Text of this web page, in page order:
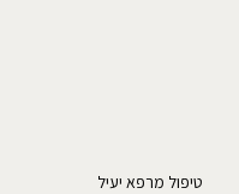
טיפול מרפא יעיל